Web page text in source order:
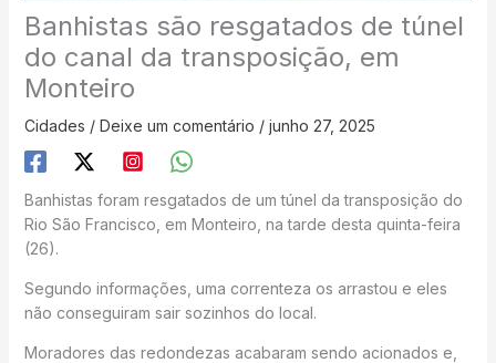
Banhistas são resgatados de túnel
do canal da transposição, em
Monteiro
Cidades / Deixe um comentário / junho 27, 2025
Banhistas foram resgatados de um túnel da transposição do
Rio São Francisco, em Monteiro, na tarde desta quinta-feira
(26).
Segundo informações, uma correnteza os arrastou e eles
não conseguiram sair sozinhos do local.
Moradores das redondezas acabaram sendo acionados e,